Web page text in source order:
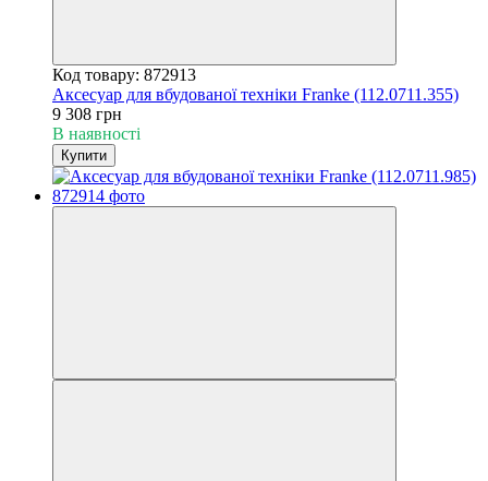
Код товару: 872913
Аксесуар для вбудованої техніки Franke (112.0711.355)
9 308 грн
В наявності
Купити